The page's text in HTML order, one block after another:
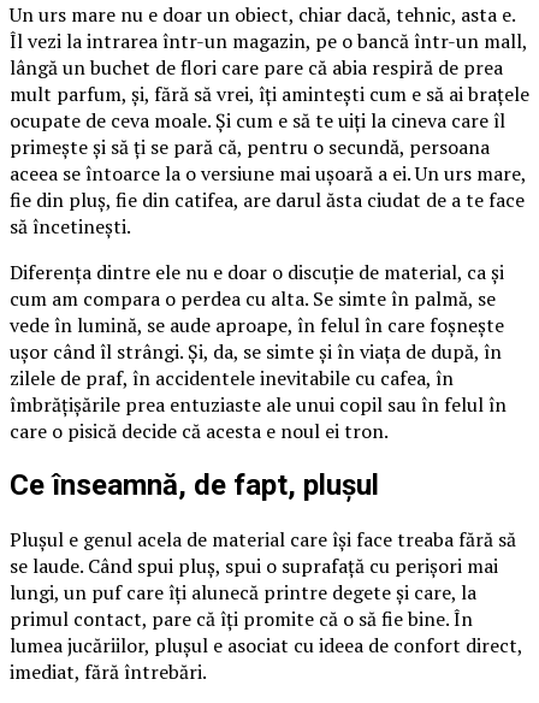
Un urs mare nu e doar un obiect, chiar dacă, tehnic, asta e.
Îl vezi la intrarea într-un magazin, pe o bancă într-un mall,
lângă un buchet de flori care pare că abia respiră de prea
mult parfum, și, fără să vrei, îți amintești cum e să ai brațele
ocupate de ceva moale. Și cum e să te uiți la cineva care îl
primește și să ți se pară că, pentru o secundă, persoana
aceea se întoarce la o versiune mai ușoară a ei. Un urs mare,
fie din pluș, fie din catifea, are darul ăsta ciudat de a te face
să încetinești.
Diferența dintre ele nu e doar o discuție de material, ca și
cum am compara o perdea cu alta. Se simte în palmă, se
vede în lumină, se aude aproape, în felul în care foșnește
ușor când îl strângi. Și, da, se simte și în viața de după, în
zilele de praf, în accidentele inevitabile cu cafea, în
îmbrățișările prea entuziaste ale unui copil sau în felul în
care o pisică decide că acesta e noul ei tron.
Ce înseamnă, de fapt, plușul
Plușul e genul acela de material care își face treaba fără să
se laude. Când spui pluș, spui o suprafață cu perișori mai
lungi, un puf care îți alunecă printre degete și care, la
primul contact, pare că îți promite că o să fie bine. În
lumea jucăriilor, plușul e asociat cu ideea de confort direct,
imediat, fără întrebări.